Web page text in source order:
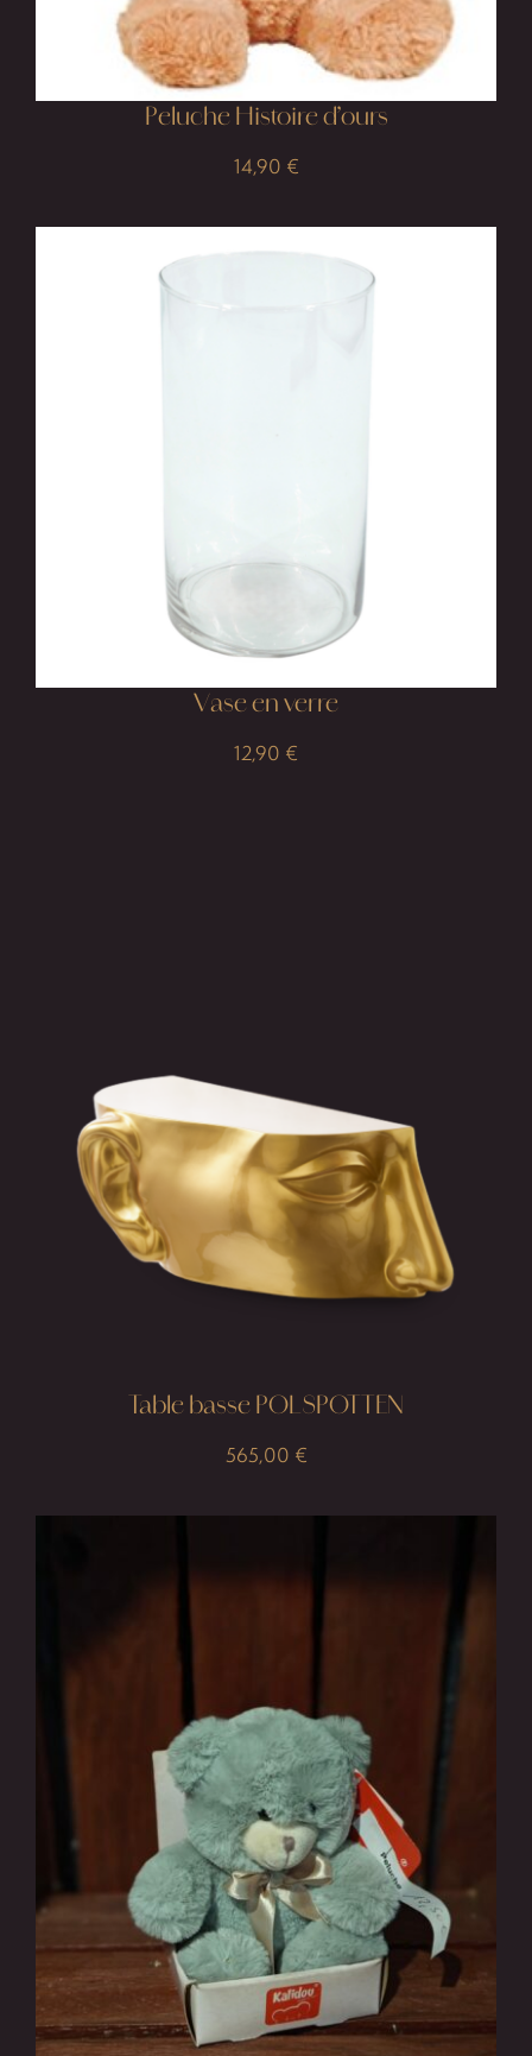
Peluche Histoire d’ours
14,90 €
Vase en verre
12,90 €
Table basse POLSPOTTEN
565,00 €